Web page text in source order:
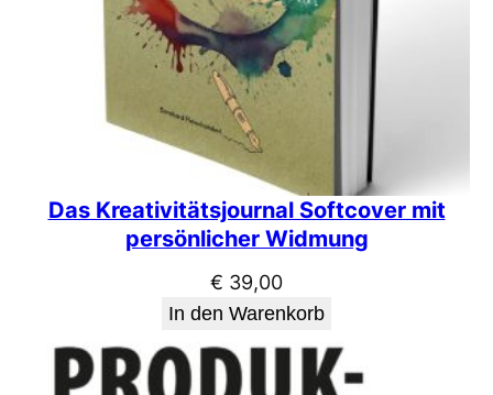
Das Kreativitätsjournal Softcover mit
persönlicher Widmung
€ 39,00
In den Warenkorb